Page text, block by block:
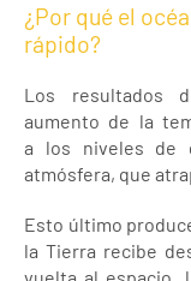
¿Por qué el
rápido?
Los resultados
aumento de la
a los niveles de
atmósfera, que
Esto último
la Tierra recibe